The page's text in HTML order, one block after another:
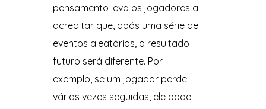
pensamento leva os jogadores a
acreditar que, após uma série de
eventos aleatórios, o resultado
futuro será diferente. Por
exemplo, se um jogador perde
várias vezes seguidas, ele pode